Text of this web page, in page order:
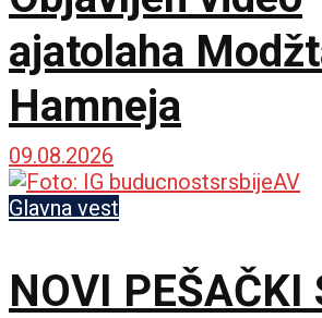
ajatolaha
Hamneja
09.08.2026
Glavna vest
NOVI PEŠAČKI